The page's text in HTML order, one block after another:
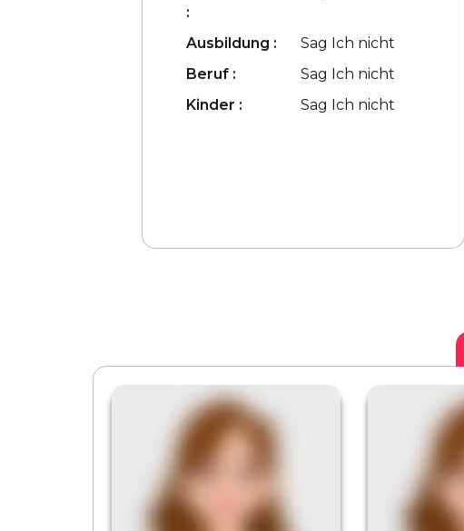
:
Ausbildung :
Sag Ich nicht
Beruf :
Sag Ich nicht
Kinder :
Sag Ich nicht